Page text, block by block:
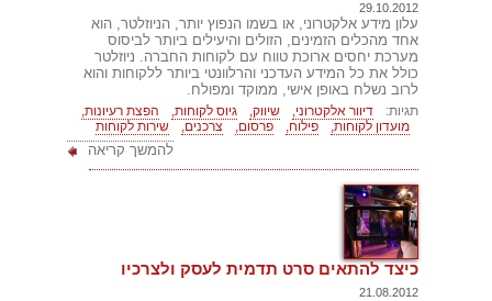
29.10.2012
עלון מידע אלקטרוני, או בשמו הנפוץ יותר, הניוזלטר, הוא
אחד מהכלים הזמינים, הזולים והיעילים ביותר לביסוס
מערכת יחסים ארוכת טווח עם לקוחות החברה. ניוזלטר
כולל את כל המידע העדכני והרלוונטי ביותר ללקוחות והוא
לרוב נשלח באופן אישי, ממוקד ומפולח.
תגיות: דיוור אלקטרוני, שיווק, גיוס לקוחות,
הפצת רעיונות,
מועדון לקוחות,
פילוח, פרסום, צרכנים, שירות לקוחות
להמשך קריאה
כיצד להתאים סרט תדמית לעסק ולצרכיו
21.08.2012